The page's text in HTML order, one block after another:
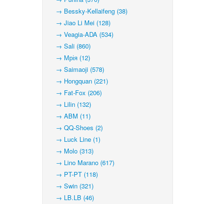
→ Bessky-Kellaifeng (38)
→ Jiao Li Mei (128)
→ Veagia-ADA (534)
→ Sali (860)
→ Мрія (12)
→ Saimaoji (578)
→ Hongquan (221)
→ Fat-Fox (206)
→ Lilin (132)
→ ABM (11)
→ QQ-Shoes (2)
→ Luck Line (1)
→ Molo (313)
→ Lino Marano (617)
→ PT-PT (118)
→ Swin (321)
→ LB.LB (46)